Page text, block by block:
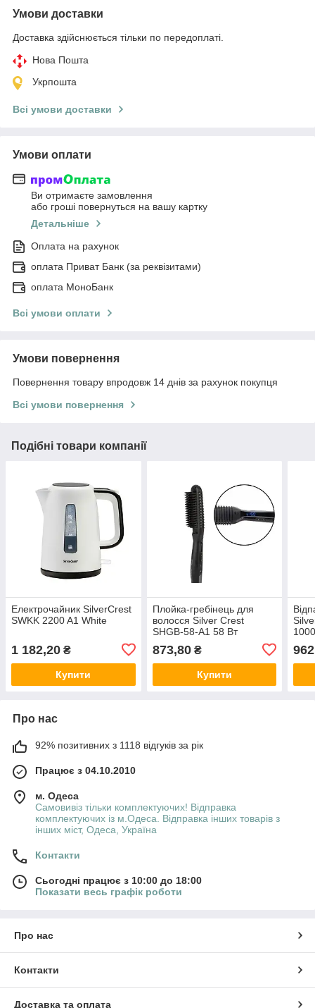
Умови доставки
Доставка здійснюється тільки по передоплаті.
Нова Пошта
Укрпошта
Всі умови доставки
Умови оплати
Ви отримаєте замовлення
або гроші повернуться на вашу картку
Детальніше
Оплата на рахунок
оплата Приват Банк (за реквізитами)
оплата МоноБанк
Всі умови оплати
Умови повернення
Повернення товару впродовж 14 днів за рахунок покупця
Всі умови повернення
Подібні товари компанії
Електрочайник SilverCrest
SWKK 2200 A1 White
1 182,20 ₴
Купити
Плойка-гребінець для
волосся Silver Crest
SHGB-58-A1 58 Вт
873,80₴
Купити
Про нас
92% позитивних з 1118 відгуків за рік
Працює з 04.10.2010
м. Одеса
Самовивіз тільки комплектуючих! Відправка
комплектуючих із м.Одеса. Відправка інших товарів з
інших міст, Одеса, Україна
Контакти
Сьогодні працює з 10:00 до 18:00
Показати весь графік роботи
Про нас
Контакти
Доставка та оплата